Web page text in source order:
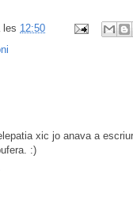
les 12:50
xic jo anava a
:)